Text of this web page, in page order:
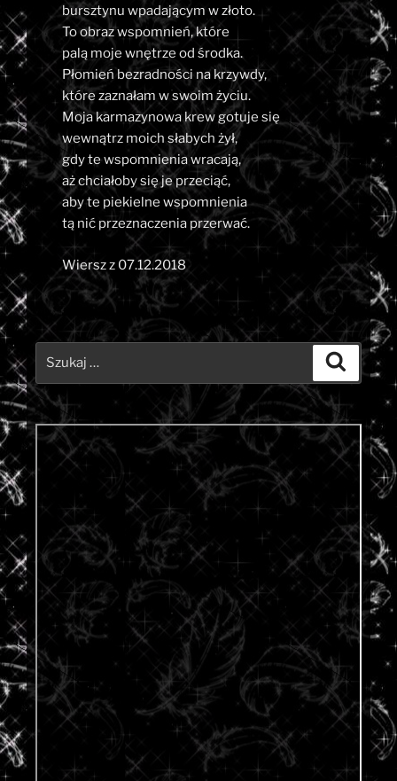
bursztynu wpadającym w złoto.
To obraz wspomnień, które
palą moje wnętrze od środka.
Płomień bezradności na krzywdy,
które zaznałam w swoim życiu.
Moja karmazynowa krew gotuje się
wewnątrz moich słabych żył,
gdy te wspomnienia wracają,
aż chciałoby się je przeciąć,
aby te piekielne wspomnienia
tą nić przeznaczenia przerwać.
Wiersz z 07.12.2018
Szukaj